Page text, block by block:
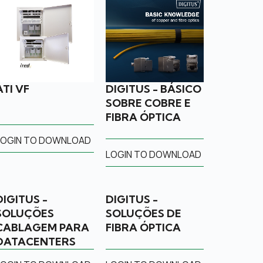
VF
TO DOWNLOAD
DIGITUS - BÁSICO
SOBRE COBRE E
FIBRA ÓPTICA
LOGIN TO DOWNLOAD
-
PARA
DIGITUS -
SOLUÇÕES DE
FIBRA ÓPTICA